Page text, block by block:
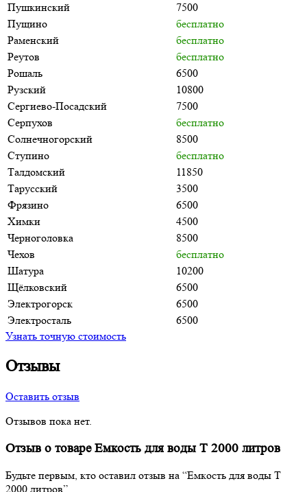
Пушкинский
7500
Пущино
бесплатно
Раменский
бесплатно
Реутов
бесплатно
Рошаль
6500
Рузский
10800
Сергиево-Посадский
7500
Серпухов
бесплатно
Солнечногорский
8500
Ступино
бесплатно
Талдомский
11850
Тарусский
3500
Фрязино
6500
Химки
4500
Черноголовка
8500
Чехов
бесплатно
Шатура
10200
Щёлковский
6500
Электрогорск
6500
Электросталь
6500
Узнать точную стоимость
Отзывы
Оставить отзыв
Отзывов пока нет.
Отзыв о товаре Eмкocть для вoды T 2000 литpoв
Будьте первым, кто оставил отзыв на “Eмкocть для вoды T
2000 литpoв”